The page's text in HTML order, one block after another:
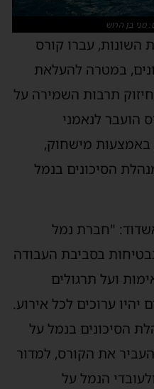
מני בן הרוש
השונות, עברו קורס
במטרה להעלאת
תרבות השמירה על
הועבר לנאמני
באמצעות מישחוק,
הסיכונים בנמל
"חברת נמל
בסביבת העבודה
ועל תרגולים
ערוכים לכל אירוע.
הסיכונים בנמל על
את הקורס, למדור
הנמל על